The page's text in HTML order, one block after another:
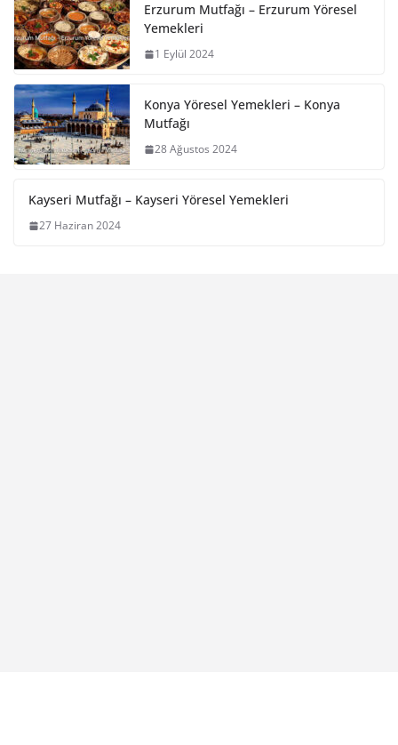
Erzurum Mutfağı – Erzurum Yöresel
Yemekleri
1 Eylül 2024
Konya Yöresel Yemekleri – Konya
Mutfağı
28 Ağustos 2024
Kayseri Mutfağı – Kayseri Yöresel Yemekleri
27 Haziran 2024